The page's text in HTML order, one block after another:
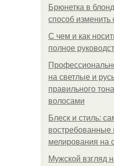
Брюнетка в
способ
С чем и как
полное
на светлые и
правильного
волосами
Блеск и стиль:
востребованные
мелирования на
Мужской взгляд